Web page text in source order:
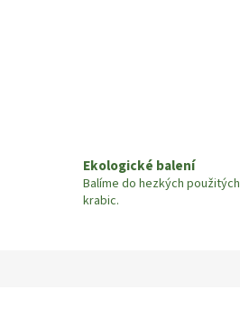
Ekologické balení
Balíme do hezkých použitých
krabic.